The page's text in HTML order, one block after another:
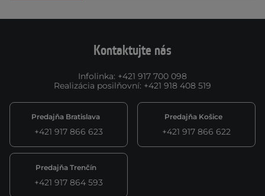
Kontaktujte nás
Infolinka: +421 917 700 098
Realizácia posilňovní: +421 918 408 519
Predajňa Bratislava
+421 917 866 623
Predajňa Košice
+421 917 866 622
Predajňa Trenčín
+421 917 864 593